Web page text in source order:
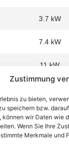
Zustimmung
zu bieten,
speichern bzw.
wir Daten wie
Wenn Sie Ihre
Merkmale und
3.7 kW
7.4 kW
11 kW